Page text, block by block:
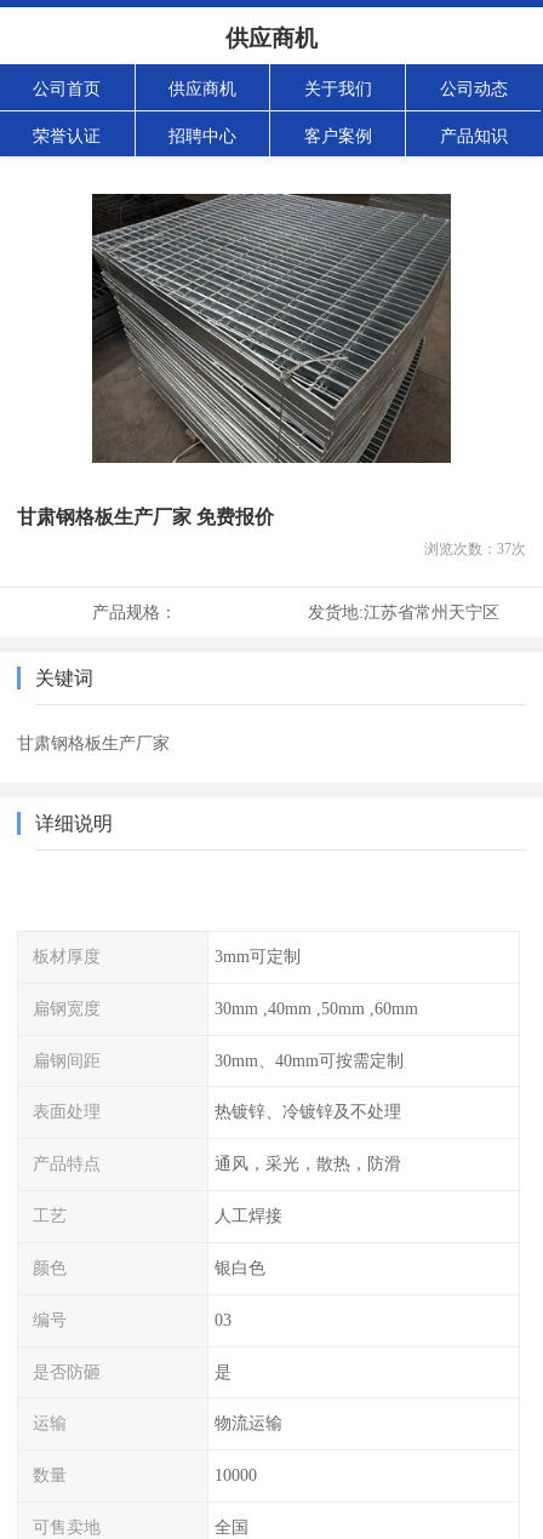
供应商机
公司首页 供应商机 关于我们 公司动态
荣誉认证 招聘中心 客户案例 产品知识
甘肃钢格板生产厂家 免费报价
浏览次数： 37次
产品规格： 发货地:江苏省常州天宁区
关键词
甘肃钢格板生产厂家
详细说明
板材厚度 3mm可定制
扁钢宽度 30mm ,40mm ,50mm ,60mm
扁钢间距 30mm、40mm可按需定制
表面处理 热镀锌、冷镀锌及不处理
产品特点 通风，采光，散热，防滑
工艺 人工焊接
颜色 银白色
编号 03
是否防砸 是
运输 物流运输
数量 10000
可售卖地 全国